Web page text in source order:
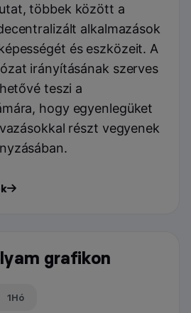
többek között a
alkalmazások
és eszközeit. A
irányításának szerves
teszi a
hogy egyenlegüket
részt vegyenek
grafikon
1Hó